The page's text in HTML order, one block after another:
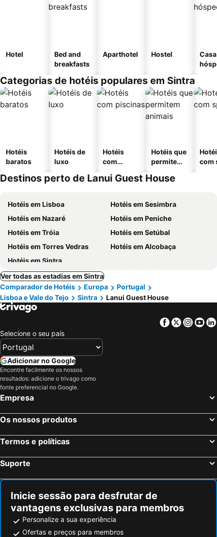
Hotel
Bed and
breakfasts
Aparthotel Hostel
Categorias de hotéis populares em Sintra
Hotéis
baratos
Hotéis de
luxo
Hotéis
com
Hotéis que
permitem
com
Destinos perto de Lanui Guest House
Hotéis em Lisboa
Hotéis em Sesimbra
Hotéis em Nazaré
Hotéis em Peniche
Hotéis em Tróia
Hotéis em Setúbal
Hotéis em Torres Vedras
Hotéis em Alcobaça
Hotéis em Sintra
Ver todas as estadias em Sintra
Comparador de Hotéis
Europa
Portugal
Lisboa e Vale do Tejo
Sintra Lanui Guest House
Facebook
Twitter
Selecione o seu país
Adicionar no Google
Encontre facilmente os nossos
resultados: adicione o trivago como
fonte preferencial no Google.
Empresa
Os nossos produtos
Termos e políticas
Suporte
Inicie sessão para desfrutar de
vantagens exclusivas para membros
Personalize a sua experiência
Ofertas e preços para membros